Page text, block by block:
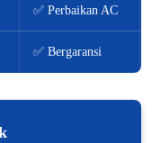
✅ Perbaikan AC
✅ Bergaransi